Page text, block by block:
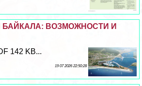
ВОЗМОЖНОСТИ И
142 KB...
19 07 2026 22:50:28